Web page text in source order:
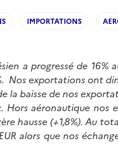
IMPORTATIONS
a progressé de 16%
Nos exportations ont
la baisse de nos
aéronautique nos
hausse (+1,8%). Au
alors que nos